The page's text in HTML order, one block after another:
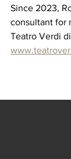
Since 2023,
consultant for
Teatro Verdi